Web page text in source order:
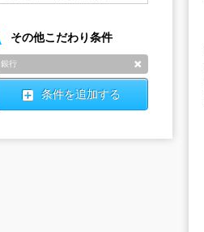
その他こだわり条件
銀行
条件を追加する